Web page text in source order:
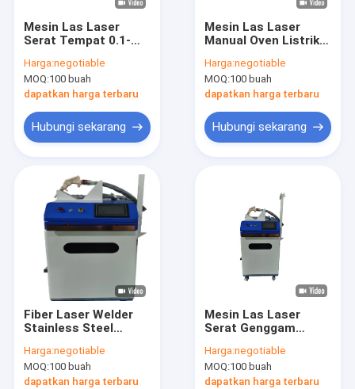
Mesin Las Laser
Serat Tempat 0.1-
Manufaktur
Harga:negotiable
MOQ:100 buah
dapatkan harga terbaru
Hubungi sekarang
Mesin Las Laser
Manual Oven Listrik,
Serat 1500w
Harga:negotiable
MOQ:100 buah
dapatkan harga terbaru
Hubungi sekarang
Fiber Laser Welder
Stainless Steel
Spot Welding
Machine 100Hz 220V
Harga:negotiable
MOQ:100 buah
dapatkan harga terbaru
Mesin Las Laser
Serat Genggam
Stainless Steel
Logam
Harga:negotiable
MOQ:100 buah
dapatkan harga terbaru